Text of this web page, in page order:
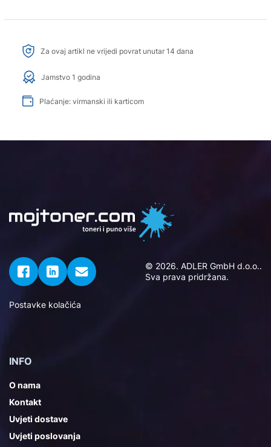
Za ovaj artikl ne vrijedi povrat unutar 14 dana
Jamstvo 1 godina
Plaćanje: virmanski ili karticom
© 2026. ADLER GmbH d.o.o..
Sva prava pridržana.
Postavke kolačića
INFO
O nama
Kontakt
Uvjeti dostave
Uvjeti poslovanja